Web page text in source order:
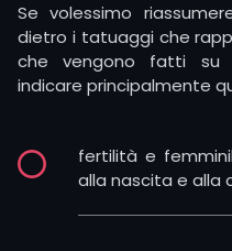
Se volessimo
dietro i tatuaggi che
che vengono fatti su
indicare principalmente
fertilità e
alla nascita e alla